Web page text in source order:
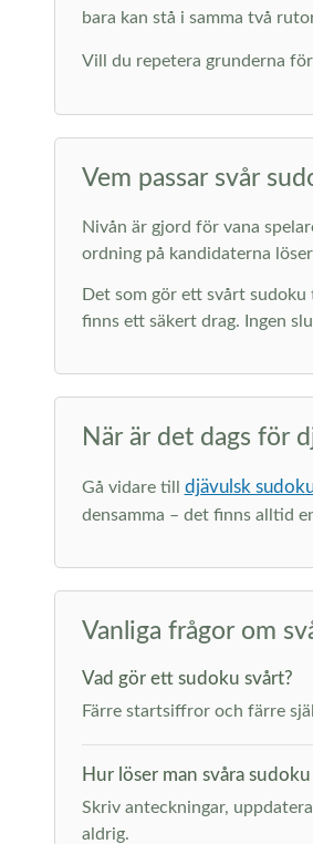
bara kan stå i samma två
Vill du repetera grunderna
Vem passar svår
Nivån är gjord för vana
ordning på kandidaterna
Det som gör ett svårt
finns ett säkert drag. Ingen
När är det dags för
Gå vidare till djävulsk
densamma – det finns alltid
Vanliga frågor om
Vad gör ett sudoku svårt?
Färre startsiffror och färre
Hur löser man svåra
Skriv anteckningar,
aldrig.